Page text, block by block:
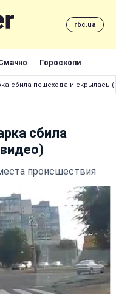
rbc.ua
Гороскопи
сбила пешехода и скрылась
сбила
происшествия